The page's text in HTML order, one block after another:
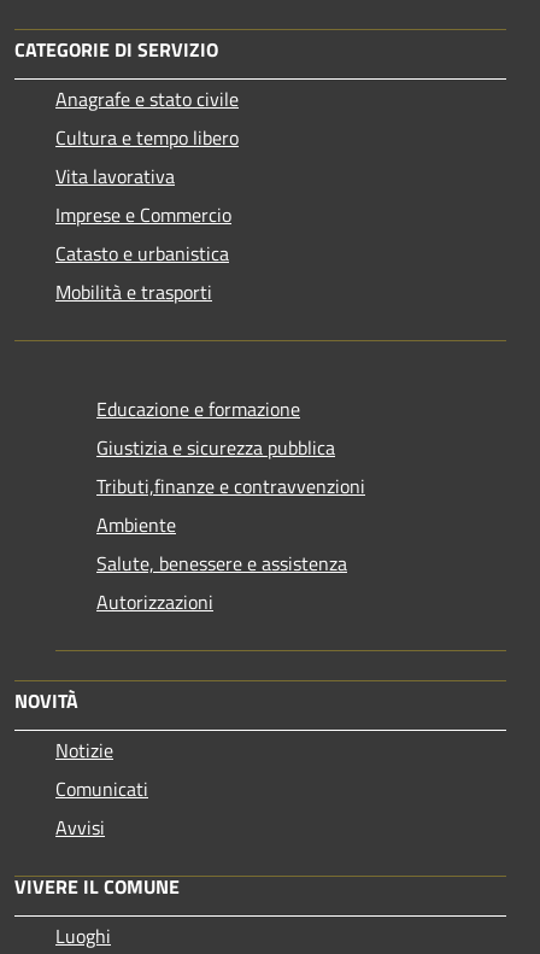
CATEGORIE DI SERVIZIO
Anagrafe e stato civile
Cultura e tempo libero
Vita lavorativa
Imprese e Commercio
Catasto e urbanistica
Mobilità e trasporti
Educazione e formazione
Giustizia e sicurezza pubblica
Tributi,finanze e contravvenzioni
Ambiente
Salute, benessere e assistenza
Autorizzazioni
NOVITÀ
Notizie
Comunicati
Avvisi
VIVERE IL COMUNE
Luoghi